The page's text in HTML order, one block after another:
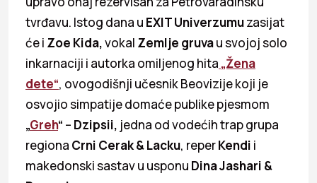
tvrđavu. Istog dana u EXIT Univerzumuzasijat
će i Zoe Kida,vokal Zemlje gruvau svojoj solo
inkarnaciji i autorka omiljenog hita „Žena
dete“, ovogodišnji učesnik Beovizije koji je
osvojio simpatije domaće publike pjesmom
„Greh“ – Dzipsii, jedna od vodećih trap grupa
regiona Crni Cerak & Lacku, reperKendi i
makedonski sastav u usponu Dina Jashari &